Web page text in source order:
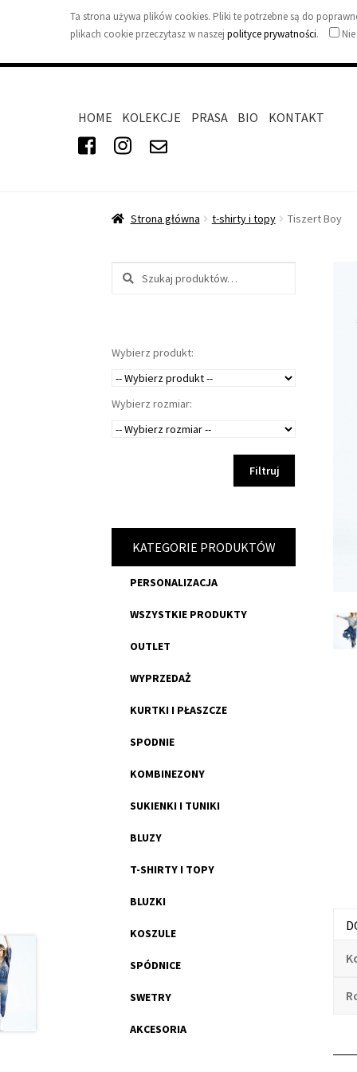
Ta strona używa plików cookies. Pliki te potrzebne są do
plikach cookie przeczytasz w naszej polityce prywatności.
HOME KOLEKCJE PRASA BIO KONTAKT
Strona główna t-shirty i topy Tiszert Boy
Szukaj:
Wybierz produkt:
Wybierz rozmiar:
Filtruj
KATEGORIE PRODUKTÓW
PERSONALIZACJA
WSZYSTKIE PRODUKTY
OUTLET
WYPRZEDAŻ
KURTKI I PŁASZCZE
SPODNIE
KOMBINEZONY
SUKIENKI I TUNIKI
BLUZY
T-SHIRTY I TOPY
BLUZKI
KOSZULE
SPÓDNICE
SWETRY
AKCESORIA